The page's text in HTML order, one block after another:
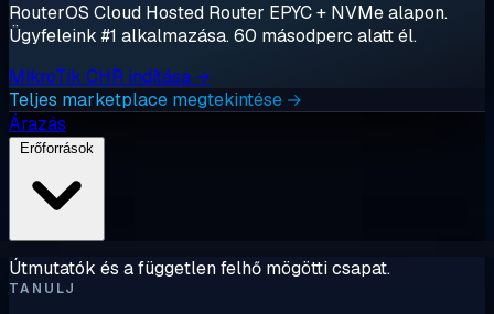
RouterOS Cloud Hosted Router EPYC + NVMe alapon.
Ügyfeleink #1 alkalmazása. 60 másodperc alatt él.
MikroTik CHR indítása →
Teljes marketplace megtekintése →
Árazás
Útmutatók és a független felhő mögötti csapat.
TANULJ